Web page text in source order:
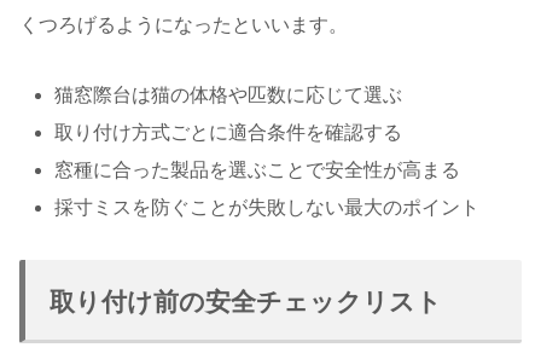
くつろげるようになったといいます。
猫窓際台は猫の体格や匹数に応じて選ぶ
取り付け方式ごとに適合条件を確認する
窓種に合った製品を選ぶことで安全性が高まる
採寸ミスを防ぐことが失敗しない最大のポイント
取り付け前の安全チェックリスト